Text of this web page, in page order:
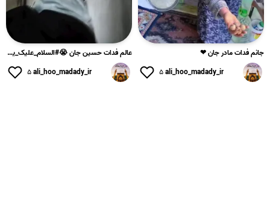
جانم فدات مادر جان ❤
ali_hoo_madady_ir۵
عالم فدات حسین جان 😭#السلام_علیک_یا_ابا_عبدالله_الحسین_🖤 #ال...
ali_hoo_madady_ir۵